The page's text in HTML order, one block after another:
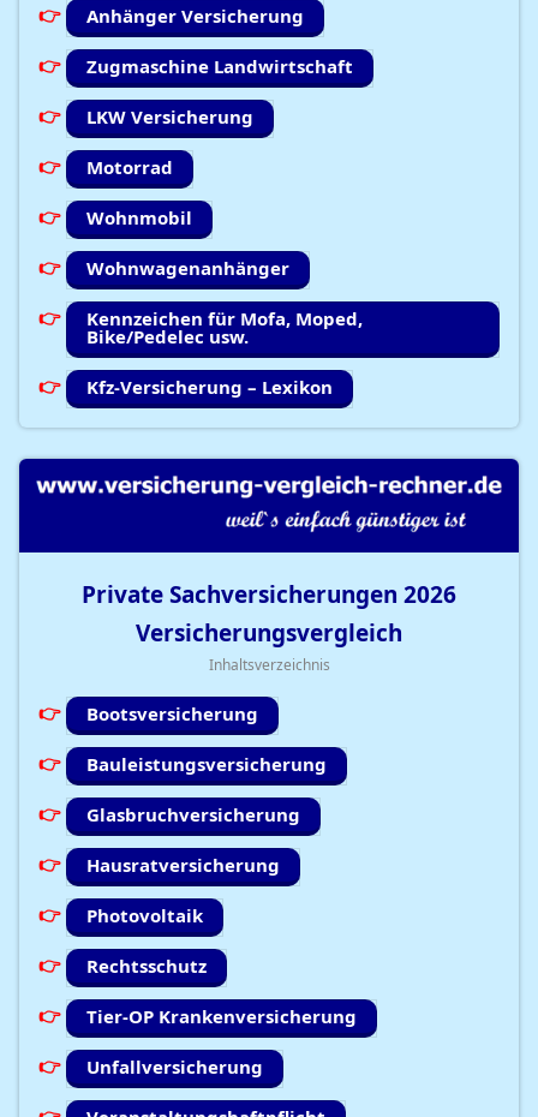
Anhänger Versicherung
Zugmaschine Landwirtschaft
LKW Versicherung
Motorrad
Wohnmobil
Wohnwagenanhänger
Kennzeichen für Mofa, Moped,
Bike/Pedelec usw.
Kfz-Versicherung – Lexikon
Private Sachversicherungen 2026
Versicherungsvergleich
Inhaltsverzeichnis
Bootsversicherung
Bauleistungsversicherung
Glasbruchversicherung
Hausratversicherung
Photovoltaik
Rechtsschutz
Tier-OP Krankenversicherung
Unfallversicherung